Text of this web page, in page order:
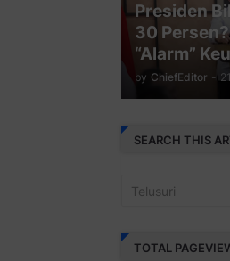
Presiden
30
“Alarm”
by ChiefEditor -
SEARCH THIS
TOTAL